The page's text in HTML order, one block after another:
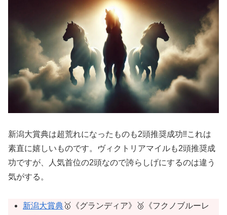
新潟大賞典は超荒れになったものも2頭推奨成功‼️これは
素直に嬉しいものです。ヴィクトリアマイルも2頭推奨成
功ですが、人気首位の2頭なので誇らしげにするのは違う
気がする。
新潟大賞典🥇《グランディア》🥉《フクノブルーレ